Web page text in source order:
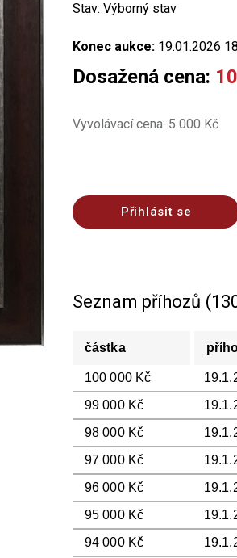
Stav: Výborný stav
Konec aukce: 19.01.2026
Dosažená cena:
Vyvolávací cena: 5 000 Kč
Přihlásit se
Seznam příhozů
částka
100 000 Kč
99 000 Kč
98 000 Kč
97 000 Kč
96 000 Kč
95 000 Kč
94 000 Kč